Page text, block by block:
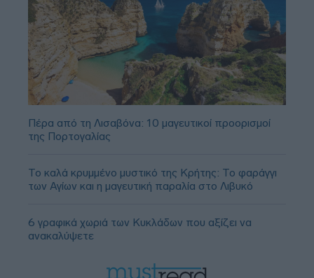
Πέρα από τη Λισαβόνα: 10 μαγευτικοί προορισμοί
της Πορτογαλίας
Το καλά κρυμμένο μυστικό της Κρήτης: Το φαράγγι
των Αγίων και η μαγευτική παραλία στο Λιβυκό
6 γραφικά χωριά των Κυκλάδων που αξίζει να
ανακαλύψετε